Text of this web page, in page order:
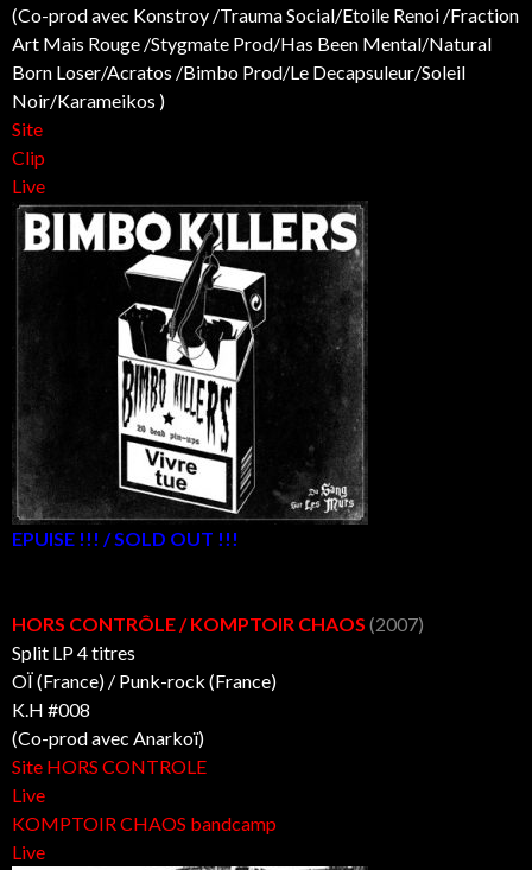
(Co-prod avec Konstroy /Trauma Social‎/Etoile Renoi /Fraction
Art Mais Rouge /Stygmate Prod/Has Been Mental/Natural
Born Loser/Acratos /Bimbo Prod/Le Decapsuleur/Soleil
Noir/Karameikos )
Site
Clip
Live
EPUISE !!! / SOLD OUT !!!
HORS CONTRÔLE / KOMPTOIR CHAOS (2007)
Split LP 4 titres
OÏ (France) / Punk-rock (France)
K.H #008
(Co-prod avec Anarkoï)
Site HORS CONTROLE
Live
KOMPTOIR CHAOS bandcamp
Live